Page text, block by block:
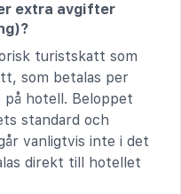
extra avgifter
turistskatt som
som betalas per
hotell. Beloppet
standard och
vanligtvis inte i det
direkt till hotellet